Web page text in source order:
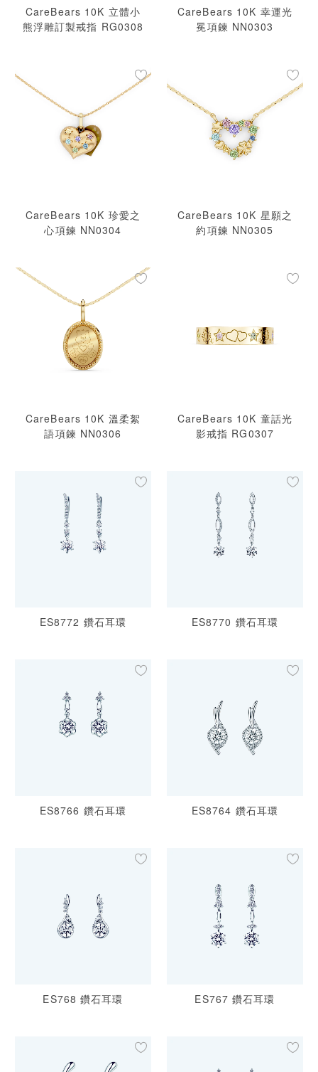
CareBears 10K 立體小
熊浮雕訂製戒指 RG0308
CareBears 10K 幸運光
冕項鍊 NN0303
CareBears 10K 珍愛之
心項鍊 NN0304
CareBears 10K 星願之
約項鍊 NN0305
CareBears 10K 溫柔絮
語項鍊 NN0306
CareBears 10K 童話光
影戒指 RG0307
ES8772 鑽石耳環 ES8770 鑽石耳環
ES8766 鑽石耳環 ES8764 鑽石耳環
ES768 鑽石耳環 ES767 鑽石耳環